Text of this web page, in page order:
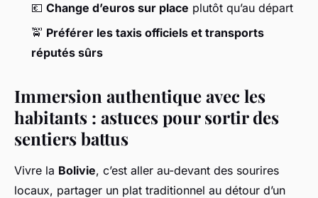
💶 Change d’euros sur place plutôt qu’au départ
🚖 Préférer les taxis officiels et transports
réputés sûrs
Immersion authentique avec les
habitants : astuces pour sortir des
sentiers battus
Vivre la Bolivie, c’est aller au-devant des sourires
locaux, partager un plat traditionnel au détour d’un